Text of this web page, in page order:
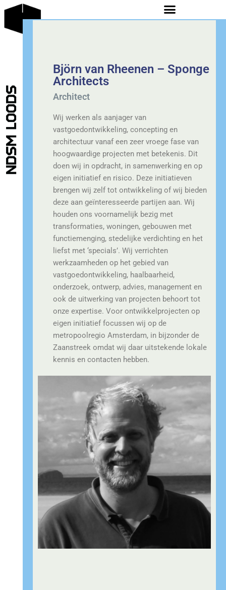
Björn van Rheenen – Sponge
Architects
Architect
Wij werken als aanjager van
vastgoedontwikkeling, concepting en
architectuur vanaf een zeer vroege fase van
hoogwaardige projecten met betekenis. Dit
doen wij in opdracht, in samenwerking en op
eigen initiatief en risico. Deze initiatieven
brengen wij zelf tot ontwikkeling of wij bieden
deze aan geïnteresseerde partijen aan. Wij
houden ons voornamelijk bezig met
transformaties, woningen, gebouwen met
functiemenging, stedelijke verdichting en het
liefst met ‘specials’. Wij verrichten
werkzaamheden op het gebied van
vastgoedontwikkeling, haalbaarheid,
onderzoek, ontwerp, advies, management en
ook de uitwerking van projecten behoort tot
onze expertise. Voor ontwikkelprojecten op
eigen initiatief focussen wij op de
metropoolregio Amsterdam, in bijzonder de
Zaanstreek omdat wij daar uitstekende lokale
kennis en contacten hebben.